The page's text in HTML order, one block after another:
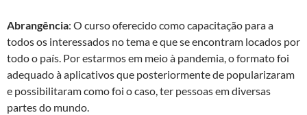
Abrangência: O curso oferecido como capacitação para a
todos os interessados no tema e que se encontram locados por
todo o país. Por estarmos em meio à pandemia, o formato foi
adequado à aplicativos que posteriormente de popularizaram
e possibilitaram como foi o caso, ter pessoas em diversas
partes do mundo.